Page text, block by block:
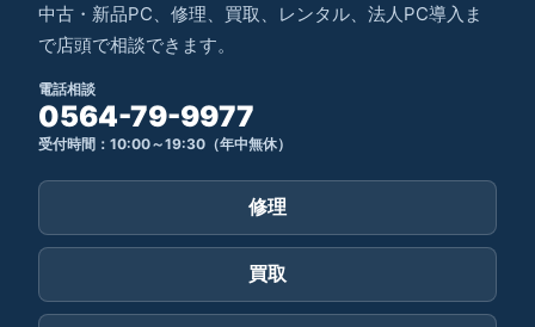
中古・新品PC、修理、買取、レンタル、法人PC導入ま
で店頭で相談できます。
電話相談
0564-79-9977
受付時間：10:00～19:30（年中無休）
修理
買取